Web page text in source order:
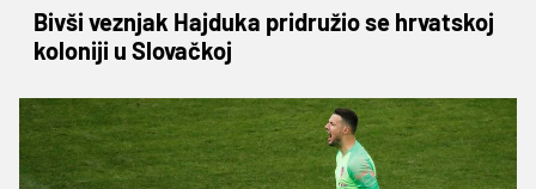
Bivši veznjak Hajduka pridružio se hrvatskoj
koloniji u Slovačkoj